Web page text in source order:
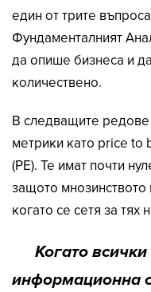
един от трите
Фундаменталният
да опише бизнеса и
количествено.
В следващите
метрики като price to
(PE). Те имат почти
защото мнозинството
когато се сетя за
Когато
информационна